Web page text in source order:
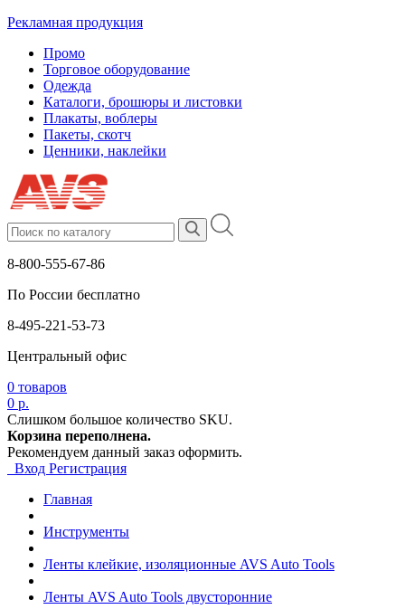
Рекламная продукция
Промо
Торговое оборудование
Одежда
Каталоги, брошюры и листовки
Плакаты, воблеры
Пакеты, скотч
Ценники, наклейки
8-800-555-67-86
По России бесплатно
8-495-221-53-73
Центральный офис
0 товаров
0 р.
Слишком большое количество SKU.
Корзина переполнена.
Рекомендуем данный заказ оформить.
Вход Регистрация
Главная
Инструменты
Ленты клейкие, изоляционные AVS Auto Tools
Ленты AVS Auto Tools двусторонние